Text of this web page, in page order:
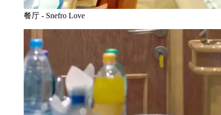
餐厅 - Snefro Love